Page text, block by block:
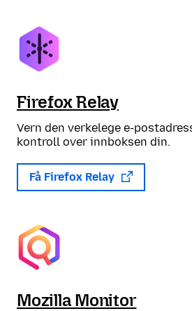
Firefox Relay
Vern den verkelege e-
kontroll over innboksen din.
Få Firefox Relay
Mozilla Monitor